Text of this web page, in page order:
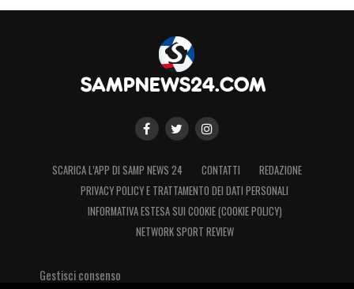
SCARICA L’APP DI SAMP NEWS 24 CONTATTI
REDAZIONE
PRIVACY POLICY E TRATTAMENTO DEI DATI PERSONALI
INFORMATIVA ESTESA SUI COOKIE (COOKIE POLICY)
NETWORK SPORT REVIEW
Gestisci consenso